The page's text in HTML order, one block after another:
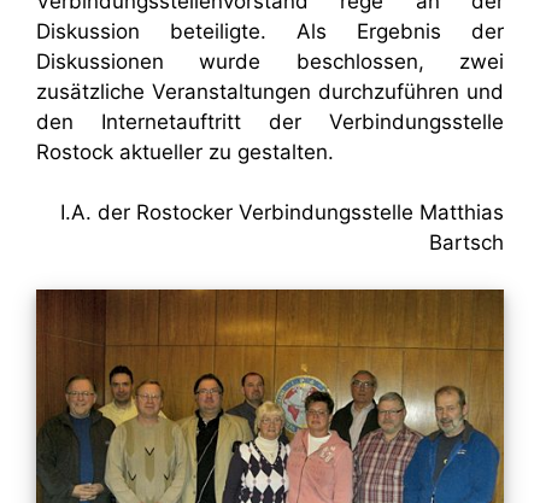
Diskussion beteiligte. Als Ergebnis der
Diskussionen wurde beschlossen, zwei
zusätzliche Veranstaltungen durchzuführen und
den Internetauftritt der Verbindungsstelle
Rostock aktueller zu gestalten.
I.A. der Rostocker Verbindungsstelle Matthias
Bartsch